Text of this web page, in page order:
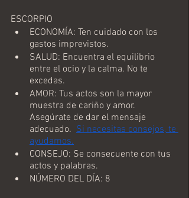
ESCORPIO
ECONOMÍA: Ten cuidado con los
gastos imprevistos.
SALUD: Encuentra el equilibrio
entre el ocio y la calma. No te
excedas.
AMOR: Tus actos son la mayor
muestra de cariño y amor.
Asegúrate de dar el mensaje
adecuado. Si necesitas consejos, te
ayudamos.
CONSEJO: Se consecuente con tus
actos y palabras.
NÚMERO DEL DÍA: 8